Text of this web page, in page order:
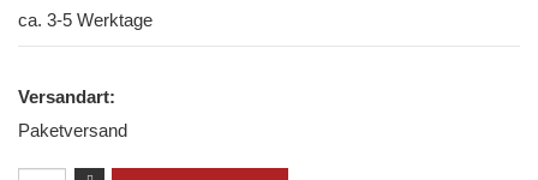
ca. 3-5 Werktage
Versandart:
Paketversand